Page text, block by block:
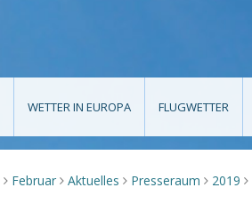
WETTER IN EUROPA FLUGWETTER
> Februar > Aktuelles > Presseraum > 2019 >